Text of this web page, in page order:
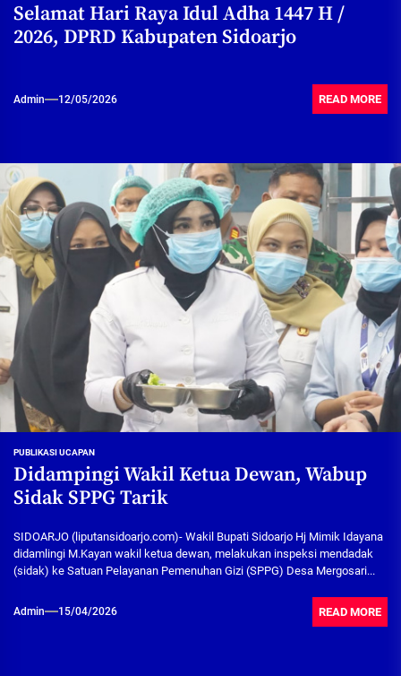
Selamat Hari Raya Idul Adha 1447 H /
2026, DPRD Kabupaten Sidoarjo
Admin 12/05/2026 READ MORE
PUBLIKASI UCAPAN
Didampingi Wakil Ketua Dewan, Wabup
Sidak SPPG Tarik
SIDOARJO (liputansidoarjo.com)- Wakil Bupati Sidoarjo Hj Mimik Idayana
didamlingi M.Kayan wakil ketua dewan, melakukan inspeksi mendadak
(sidak) ke Satuan Pelayanan Pemenuhan Gizi (SPPG) Desa Mergosari...
Admin 15/04/2026 READ MORE